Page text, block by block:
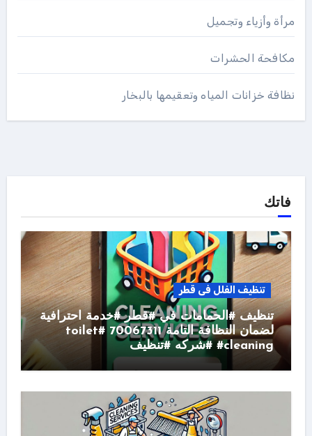
مرأة وأزياء وتجميل
مكافحة الحشرات
نظافة خزانات المياه وتعقيمها بالبخار
فاتك
تنظيف الفلل فى قطر
تنظيف #الحمامات في #قطر #خدمة احترافية
لضمان النظافة التامة 70067311 #toilet
#cleaning #شركه #تنظيف